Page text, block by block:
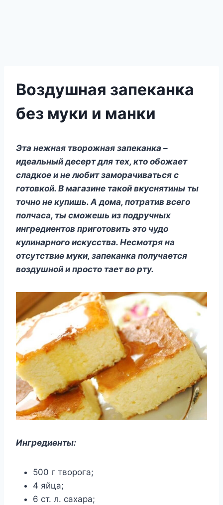
Воздушная запеканка
без муки и манки
Эта нежная творожная запеканка –
идеальный десерт для тех, кто обожает
сладкое и не любит заморачиваться с
готовкой. В магазине такой вкуснятины ты
точно не купишь. А дома, потратив всего
полчаса, ты сможешь из подручных
ингредиентов приготовить это чудо
кулинарного искусства. Несмотря на
отсутствие муки, запеканка получается
воздушной и просто тает во рту.
Ингредиенты:
500 г творога;
4 яйца;
6 ст. л. сахара;